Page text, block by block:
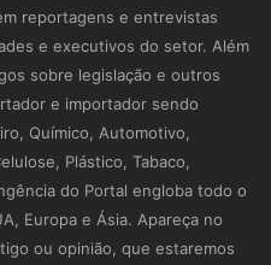
reportagens e entrevistas
e executivos do setor. Além
sobre legislação e outros
e importador sendo
Químico, Automotivo,
Plástico, Tabaco,
do Portal engloba todo o
Europa e Ásia. Apareça no
ou opinião, que estaremos